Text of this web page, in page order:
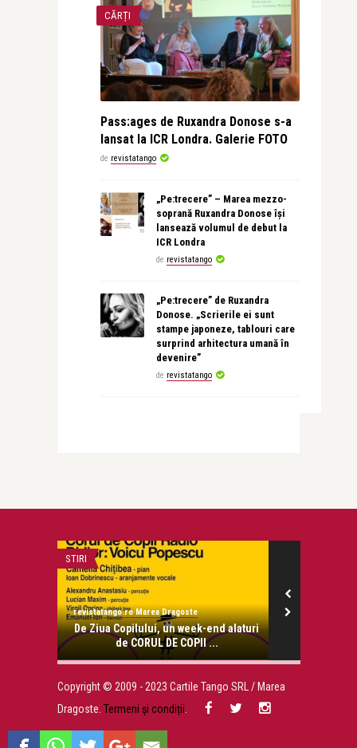
CĂRȚI
Pass:ages de Ruxandra Donose s-a
lansat la ICR Londra. Galerie FOTO
de revistatango
„Pe:trecere” – Marea mezzo-
soprană Ruxandra Donose își
lansează volumul de debut la
ICR Londra
de revistatango
„Pe:trecere” de Ruxandra
Donose. „Scrierile ei sunt
stampe japoneze, tablouri care
surprind arhitectura umană în
devenire”
de revistatango
STIRI
revistatango.ro Marea Dragoste
De Ziua Copilului, un week-end alaturi
de CORUL DE COPII ...
Copyright © 2009 - 2023 Cartile Tango SRL / Marea
Dragoste. Termeni și condiții